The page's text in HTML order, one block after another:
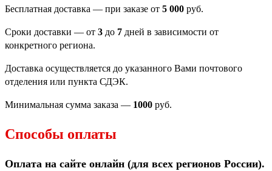
Бесплатная доставка — при заказе от 5 000 руб.
Сроки доставки — от 3 до 7 дней в зависимости от
конкретного региона.
Доставка осуществляется до указанного Вами почтового
отделения или пункта СДЭК.
Минимальная сумма заказа — 1000 руб.
Способы оплаты
Оплата на сайте онлайн (для всех регионов России).